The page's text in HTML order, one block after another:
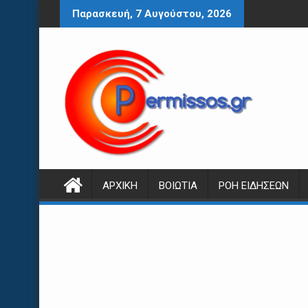
Περάστε
στο
Παρασκευή, 7 Αυγούστου, 2026
ΑΡΧΙΚΉ ΒΟΙΩΤΊΑ ΡΟΉ ΕΙΔΉΣΕΩΝ